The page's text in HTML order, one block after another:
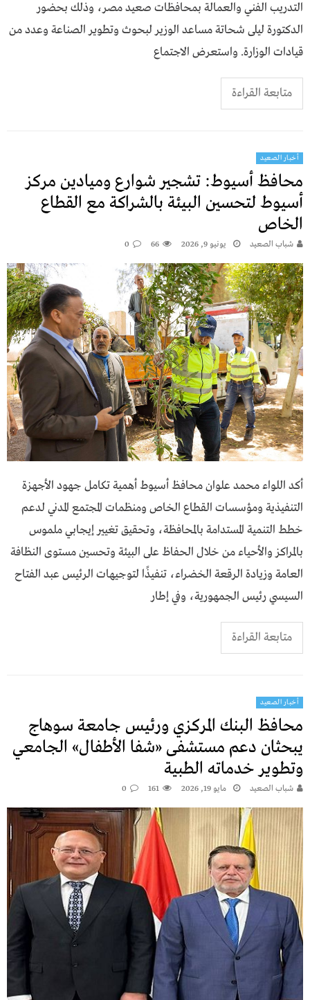
التدريب الفني والعمالة بمحافظات صعيد مصر، وذلك بحضور
الدكتورة ليلى شحاتة مساعد الوزير لبحوث وتطوير الصناعة وعدد من
قيادات الوزارة. واستعرض الاجتماع
متابعة القراءة
أخبار الصعيد
محافظ أسيوط: تشجير شوارع وميادين مركز
أسيوط لتحسين البيئة بالشراكة مع القطاع
الخاص
شباب الصعيد يونيو 9, 2026 66
0
أكد اللواء محمد علوان محافظ أسيوط أهمية تكامل جهود الأجهزة
التنفيذية ومؤسسات القطاع الخاص ومنظمات المجتمع المدني لدعم
خطط التنمية المستدامة بالمحافظة، وتحقيق تغيير إيجابي ملموس
بالمراكز والأحياء من خلال الحفاظ على البيئة وتحسين مستوى النظافة
العامة وزيادة الرقعة الخضراء، تنفيذًا لتوجيهات الرئيس عبد الفتاح
السيسي رئيس الجمهورية، وفي إطار
متابعة القراءة
أخبار الصعيد
محافظ البنك المركزي ورئيس جامعة سوهاج
يبحثان دعم مستشفى «شفا الأطفال» الجامعي
وتطوير خدماته الطبية
شباب الصعيد مايو 19, 2026 161
0